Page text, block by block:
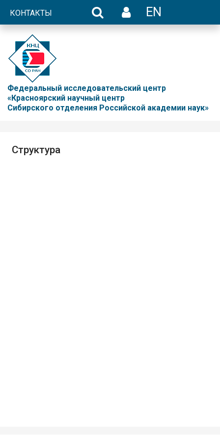
КОНТАКТЫ EN
Федеральный исследовательский центр
«Красноярский научный центр
Сибирского отделения Российской академии наук»
Структура